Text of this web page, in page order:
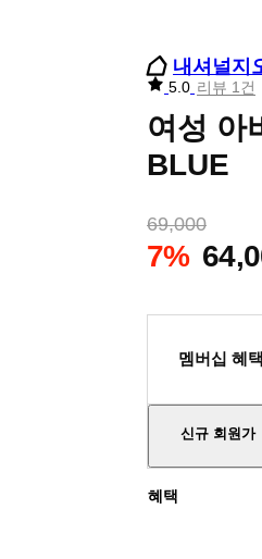
내셔널지
리
별
점
5.0 리뷰 1건
여성 아
BLUE
69,000
7%
멤버십 혜택
신규 회원가
혜택